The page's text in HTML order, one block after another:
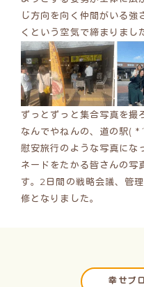
じ方向を向く仲間がいる強
くという空気で締まりまし
ずっとずっと集合写真を撮
なんでやねんの、道の駅(
慰安旅行のような写真にな
ネードをたかる皆さんの写
す。2日間の戦略会議、管
修となりました。
幸せブ